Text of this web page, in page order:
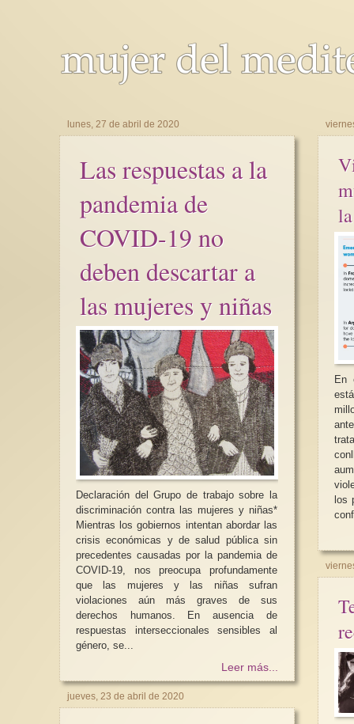
lunes, 27 de abril de 2020
Las respuestas a la
pandemia de
COVID-19 no
deben descartar a
las mujeres y niñas
Declaración del Grupo de trabajo sobre la
discriminación contra las mujeres y niñas*
Mientras los gobiernos intentan abordar las
crisis económicas y de salud pública sin
precedentes causadas por la pandemia de
COVID-19, nos preocupa profundamente
que las mujeres y las niñas sufran
violaciones aún más graves de sus
derechos humanos. En ausencia de
respuestas interseccionales sensibles al
género, se...
Leer más...
jueves, 23 de abril de 2020
En
los